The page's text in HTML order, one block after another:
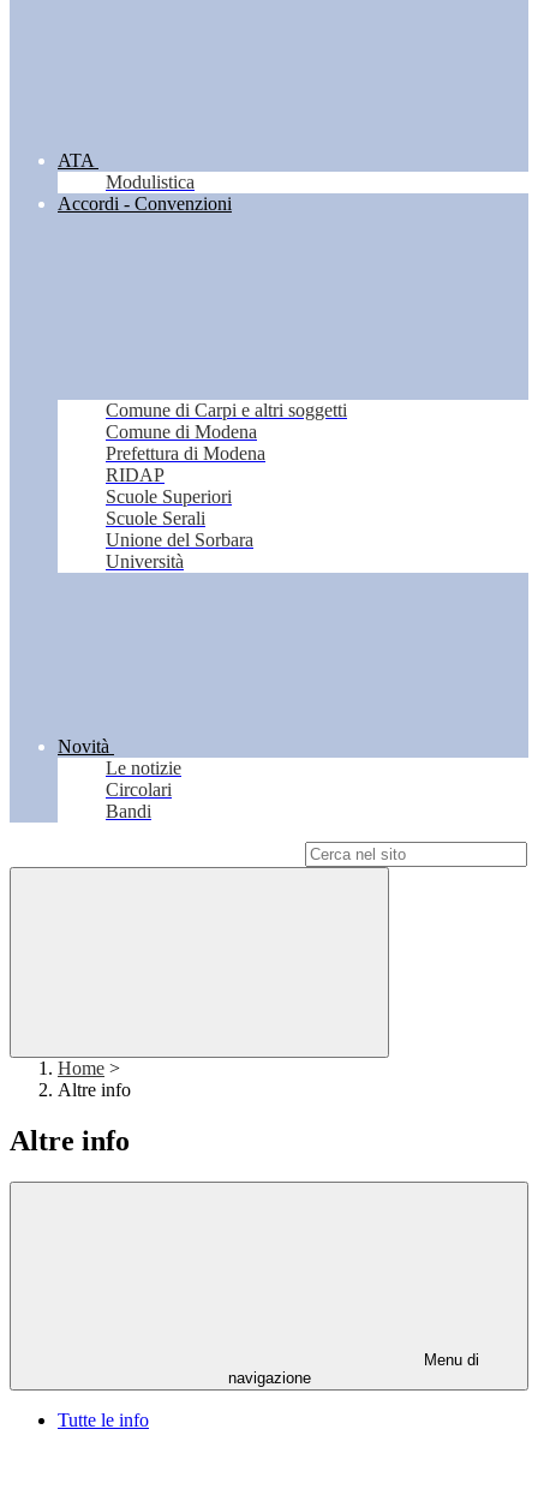
ATA
Modulistica
Accordi - Convenzioni
Comune di Carpi e altri soggetti
Comune di Modena
Prefettura di Modena
RIDAP
Scuole Superiori
Scuole Serali
Unione del Sorbara
Università
Novità
Le notizie
Circolari
Bandi
Home >
Altre info
Altre info
Menu di
navigazione
Tutte le info